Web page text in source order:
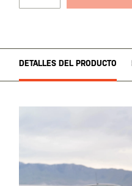
imágenes
DETALLES DEL PRODUCTO